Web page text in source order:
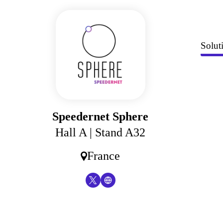
Speedernet Sphere
Hall A | Stand A32
France